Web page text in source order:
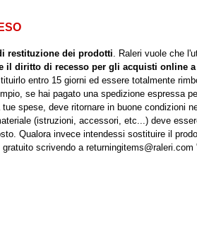
restituzione dei prodotti. Raleri vuole che
il diritto di recesso per gli acquisti online
entro 15 giorni ed essere totalmente
se hai pagato una spedizione espressa
spese, deve ritornare in buone condizioni
(istruzioni, accessori, etc...) deve
Qualora invece intendessi sostituire il
scrivendo a